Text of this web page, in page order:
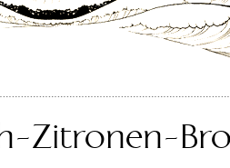
Zitronen-